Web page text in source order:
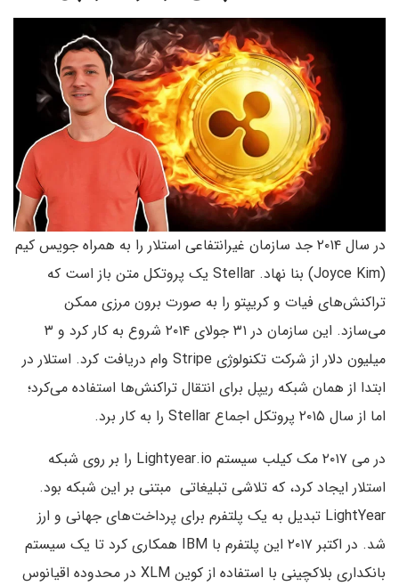
در سال ۲۰۱۴ جد سازمان غیرانتفاعی استلار را به همراه جویس کیم
(Joyce Kim) بنا نهاد. Stellar یک پروتکل متن باز است که
تراکنش‌های فیات و کریپتو را به صورت برون مرزی ممکن
می‌سازد. این سازمان در ۳۱ جولای ۲۰۱۴ شروع به کار کرد و ۳
میلیون دلار از شرکت تکنولوژی Stripe وام دریافت کرد. استلار در
ابتدا از همان شبکه ریپل برای انتقال تراکنش‌ها استفاده می‌کرد؛
اما از سال ۲۰۱۵ پروتکل اجماع Stellar را به کار برد.
در می ۲۰۱۷ مک کیلب سیستم Lightyear.io را بر روی شبکه
استلار ایجاد کرد، که تلاشی تبلیغاتی مبتنی بر این شبکه بود.
LightYear تبدیل به یک پلتفرم برای پرداخت‌های جهانی و ارز
شد. در اکتبر ۲۰۱۷ این پلتفرم با IBM همکاری کرد تا یک سیستم
بانکداری بلاکچینی با استفاده از کوین XLM در محدوده اقیانوس